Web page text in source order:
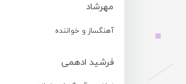
مهرشاد
آهنگساز و خواننده
فرشید ادهمی